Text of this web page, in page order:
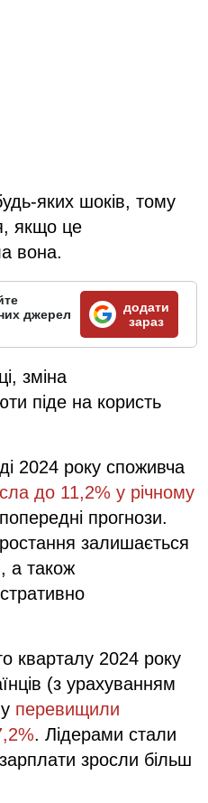
яких шоків, тому
якщо це
вона.
джерел
додати
зараз
зміна
піде на користь
2024 року споживча
до 11,2% у річному
прогнози.
залишається
а також
кварталу 2024 року
(з урахуванням
перевищили
. Лідерами стали
зросли більш